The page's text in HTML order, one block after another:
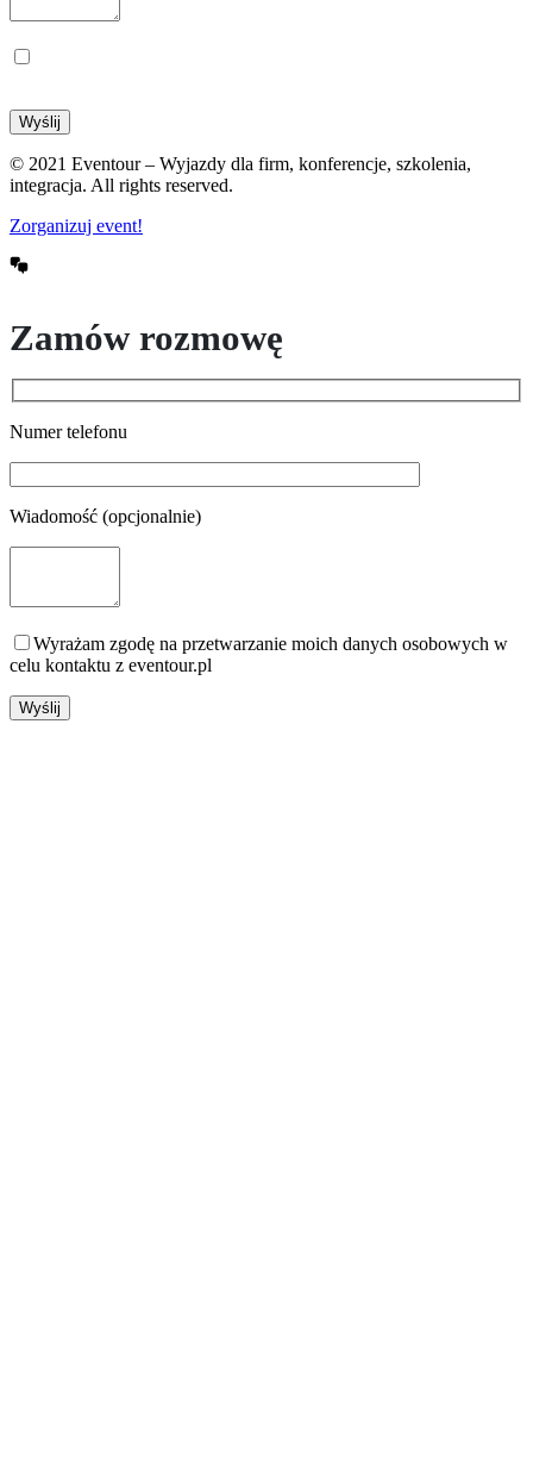
© 2021 Eventour – Wyjazdy dla firm, konferencje, szkolenia,
integracja. All rights reserved.
Zorganizuj event!
Zamów rozmowę
Numer telefonu
Wiadomość (opcjonalnie)
Wyrażam zgodę na przetwarzanie moich danych osobowych w
celu kontaktu z eventour.pl